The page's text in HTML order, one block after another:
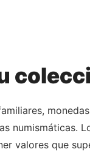
numismáticas.
valores que